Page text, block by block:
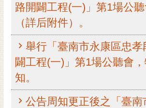
信
English
本
語
路開闢工程(一)」第1場公
（詳后附件）。
舉行「臺南市永康區忠孝
闢工程(一)」第1場公聽會
知。
公告周知更正後之「臺南